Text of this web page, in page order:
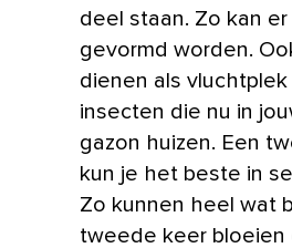
deel staan. Zo kan
gevormd worden.
dienen als
insecten die nu in
gazon huizen. Een
kun je het beste in
Zo kunnen heel wat
tweede keer bloeien